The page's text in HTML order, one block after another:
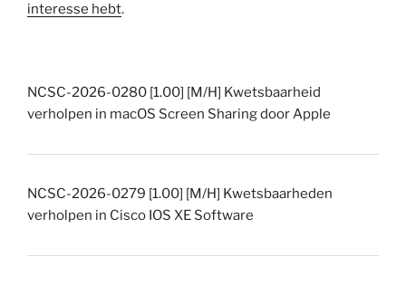
interesse hebt.
NCSC-2026-0280 [1.00] [M/H] Kwetsbaarheid
verholpen in macOS Screen Sharing door Apple
NCSC-2026-0279 [1.00] [M/H] Kwetsbaarheden
verholpen in Cisco IOS XE Software